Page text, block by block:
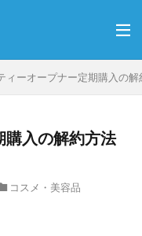
ィーオープナー定期購入の
購入の解約方法
コスメ・美容品